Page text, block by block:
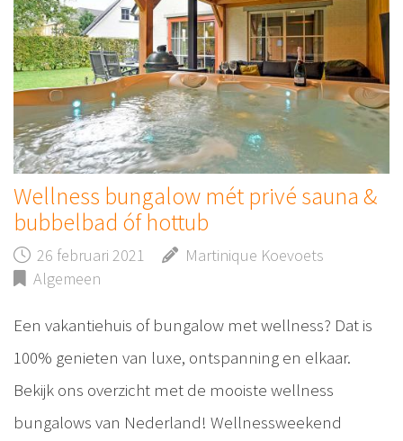
Wellness bungalow mét privé sauna &
bubbelbad óf hottub
26 februari 2021
Martinique Koevoets
Algemeen
Een vakantiehuis of bungalow met wellness? Dat is
100% genieten van luxe, ontspanning en elkaar.
Bekijk ons overzicht met de mooiste wellness
bungalows van Nederland! Wellnessweekend